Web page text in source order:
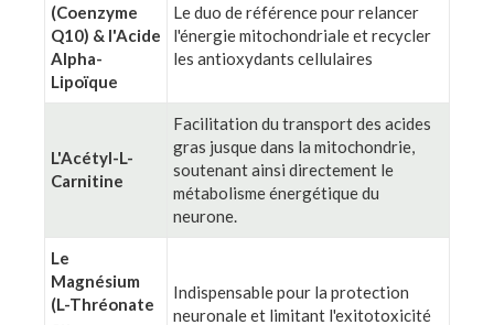
(Coenzyme
Q10) & l'Acide
Alpha-
Lipoïque
Le duo de référence pour relancer
l'énergie mitochondriale et recycler
les antioxydants cellulaires
L'Acétyl-L-
Carnitine
Facilitation du transport des acides
gras jusque dans la mitochondrie,
soutenant ainsi directement le
métabolisme énergétique du
neurone.
Le
Magnésium
(L-Thréonate
Indispensable pour la protection
neuronale et limitant l'exitotoxicité